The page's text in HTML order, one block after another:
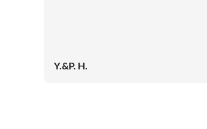
Y.&P. H.